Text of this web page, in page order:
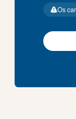
Os